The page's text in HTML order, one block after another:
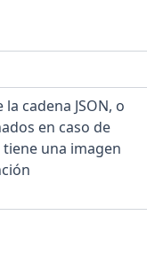
cadena JSON, o
en caso de
una imagen